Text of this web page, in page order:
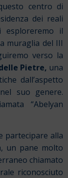
centro di
dei reali
esploreremo il
muraglia del III
verso la
Pietre, una
dall’aspetto
suo genere.
“Abelyan
partecipare alla
un pane molto
chiamato
riconosciuto